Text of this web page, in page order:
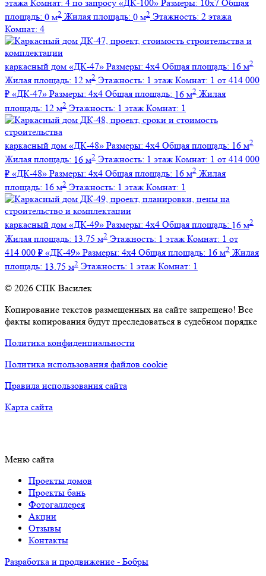
этажа Комнат: 4 по запросу «ДК-100» Размеры: 10х7 Общая
площадь: 0 м2 Жилая площадь: 0 м2 Этажность: 2 этажа
Комнат: 4
каркасный дом «ДК-47» Размеры: 4х4 Общая площадь: 16 м2
Жилая площадь: 12 м2 Этажность: 1 этаж Комнат: 1 от 414 000
₽ «ДК-47» Размеры: 4х4 Общая площадь: 16 м2 Жилая
площадь: 12 м2 Этажность: 1 этаж Комнат: 1
каркасный дом «ДК-48» Размеры: 4х4 Общая площадь: 16 м2
Жилая площадь: 16 м2 Этажность: 1 этаж Комнат: 1 от 414 000
₽ «ДК-48» Размеры: 4х4 Общая площадь: 16 м2 Жилая
площадь: 16 м2 Этажность: 1 этаж Комнат: 1
каркасный дом «ДК-49» Размеры: 4х4 Общая площадь: 16 м2
Жилая площадь: 13.75 м2 Этажность: 1 этаж Комнат: 1 от
414 000 ₽ «ДК-49» Размеры: 4х4 Общая площадь: 16 м2 Жилая
площадь: 13.75 м2 Этажность: 1 этаж Комнат: 1
© 2026 СПК Василек
Копирование текстов размещенных на сайте запрещено! Все
факты копирования будут преследоваться в судебном порядке
Политика конфиденциальности
Политика использования файлов cookie
Правила использования сайта
Карта сайта
Меню сайта
Проекты домов
Проекты бань
Фотогаллерея
Акции
Отзывы
Контакты
Разработка и продвижение - Бобры